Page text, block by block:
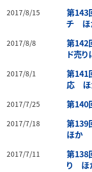
2017/8/15
第143
チ ほ
2017/8/8
第142
ド売
2017/8/1
第141
応 ほ
2017/7/25 第140
2017/7/18
第139
ほか
2017/7/11
第138
り ほ